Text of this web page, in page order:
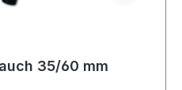
35/60 mm